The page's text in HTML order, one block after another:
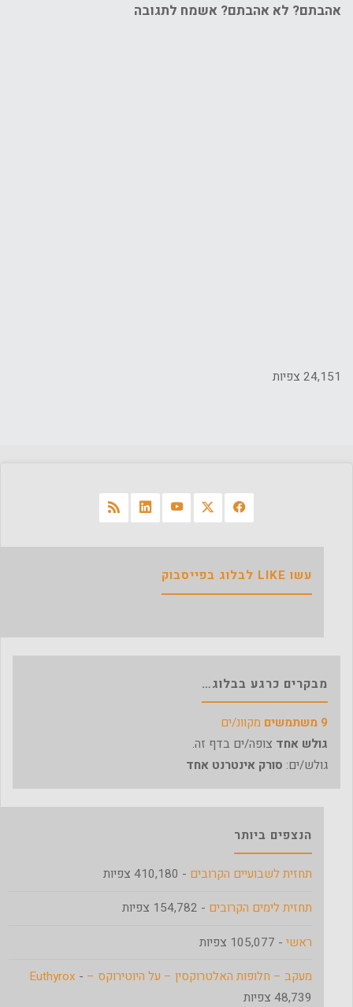
אהבתם? לא אהבתם? אשמח לתגובה
24,151 צפיות
עשו LIKE לבלוג בפייסבוק
מבקרים כרגע בבלוג…
9 משתמשים
מקוונ/ים
גולש אחד צופה/ים בדף זה.
גולש/ים: סורק אינטרנט אחד
הנצפים ביותר
תחזית לשבועיים הקרובים - 410,180 צפיות
תחזית לימים הקרובים - 154,782 צפיות
ראשי - 105,077 צפיות
מעקב – חלופות האלטרוקסין – על היוטירוקס – Euthyrox -
48,739 צפיות